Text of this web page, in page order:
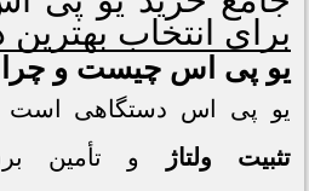
یو پی اس چیست و چرا
یو پی اس دستگاهی است
تثبیت ولتاژ
و تأمین